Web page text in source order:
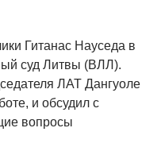
Гитанас Науседа в
суд Литвы (ВЛЛ).
ЛАТ Дангуоле
и обсудил с
вопросы